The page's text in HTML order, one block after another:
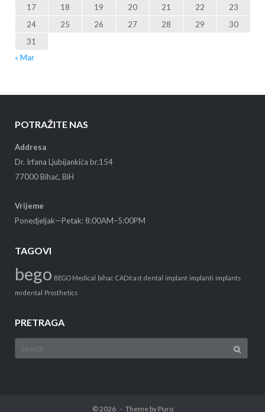
17
18 19 20 21 22
23
24
25 26 27 28 29
30
31
« Mar
POTRAŽITE NAS
Addresa
Dr. Irfana Ljubijankića br.154
77000 Bihać, BiH
Vrijeme
Ponedjeljak—Petak: 8:00AM–5:00PM
TAGOVI
bego BEGO Medical bihac CAD/cast dental implant implanti implants
mrdental Prosthetics
PRETRAGA
Search
for:
© 2026 Theme by Puro